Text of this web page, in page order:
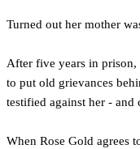
Turned out her mother
After five years in prison,
to put old grievances
testified against her - and
When Rose Gold agrees